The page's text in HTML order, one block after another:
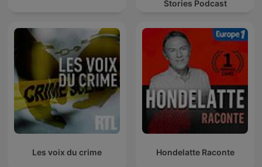
Stories Podcast
Les voix du crime Hondelatte Raconte